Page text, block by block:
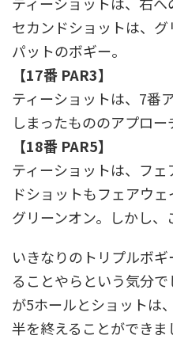
セカンドショットは、
パットのボギー。
【17番 PAR3】
ティーショットは、7番
しまったもののアプロー
【18番 PAR5】
ティーショットは、フ
ドショットもフェアウェ
グリーンオン。しかし、
いきなりのトリプルボ
ることやらという気分
が5ホールとショットは
半を終えることができま